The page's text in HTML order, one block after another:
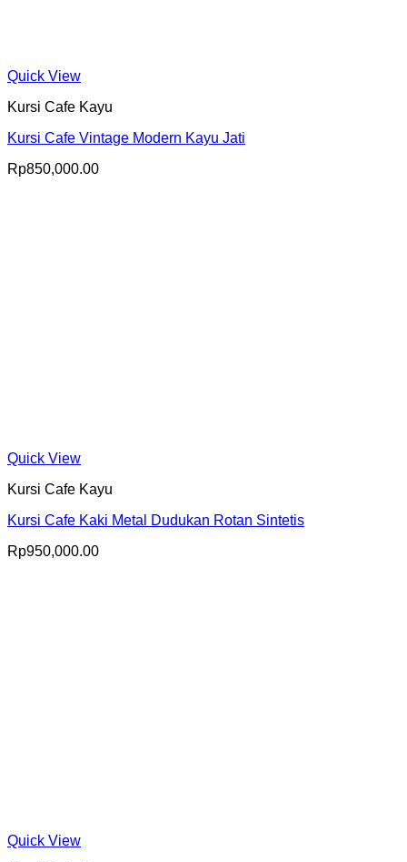
Quick View
Kursi Cafe Kayu
Kursi Cafe Vintage Modern Kayu Jati
Rp850,000.00
Quick View
Kursi Cafe Kayu
Kursi Cafe Kaki Metal Dudukan Rotan Sintetis
Rp950,000.00
Quick View